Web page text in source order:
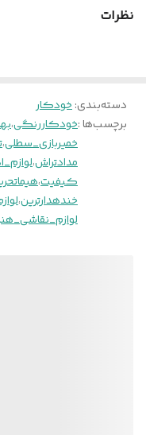
نظرات
دسته‌بندی:خودکار
برچسب‌ها :خودکاررنگی،
خمیربازی_سطلی،
مدادتراش،
کیفیت،
خندهدارترین،